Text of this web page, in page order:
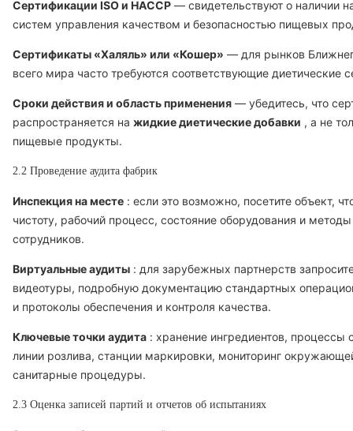
Сертификации ISO и HACCP — свидетельствуют о наличии
систем управления качеством и безопасностью пищевых
Сертификаты «Халяль» или «Кошер» — для рынков
всего мира часто требуются соответствующие диетические
Сроки действия и область применения — убедитесь, что
распространяется на жидкие диетические добавки , а не
пищевые продукты.
2.2 Проведение аудита фабрик
Инспекция на месте : если это возможно, посетите объект,
чистоту, рабочий процесс, состояние оборудования и
сотрудников.
Виртуальные аудиты : для зарубежных партнерств
видеотуры, подробную документацию стандартных
и протоколы обеспечения и контроля качества.
Ключевые точки аудита : хранение ингредиентов, процессы
линии розлива, станции маркировки, мониторинг
санитарные процедуры.
2.3 Оценка записей партий и отчетов об испытаниях